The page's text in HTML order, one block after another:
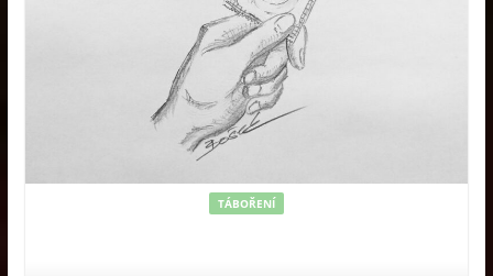
TÁBOŘENÍ